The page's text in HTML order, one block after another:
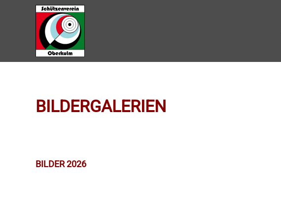
Zum Hauptinhalt springen
BILDERGALERIEN
BILDER 2026